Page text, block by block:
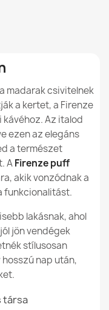
készült
a házon
a
Bársony
Terekhez
Polisztirol
madarak csivitelnek
a kertet, a Firenze
Az italod
ezen az elegáns
a természet
AFirenze puff
akik vonzódnak a
funkcionalitást.
lakásnak, ahol
jön vendégek
stílusosan
nap után,
társa